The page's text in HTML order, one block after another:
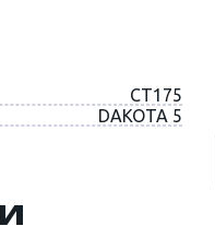
CT175
DAKOTA 5